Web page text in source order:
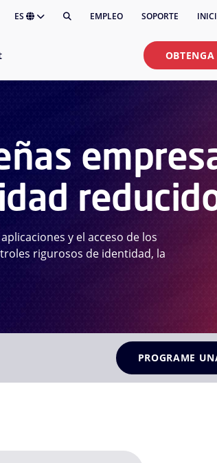
ES EMPLEO SOPORTE
y el acceso de los
rigurosos de identidad, la
PROGRAME